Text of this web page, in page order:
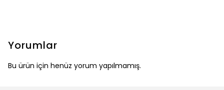
Yorumlar
Bu ürün için henüz yorum yapılmamış.